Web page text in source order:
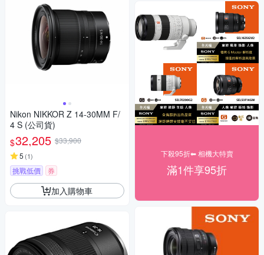
Nikon NIKKOR Z 14-30MM F/
4 S (公司貨)
$32,205 $33,900
5 (1)
挑戰低價 券
加入購物車
下殺95折⬅︎ 相機大特賣
滿1件享95折